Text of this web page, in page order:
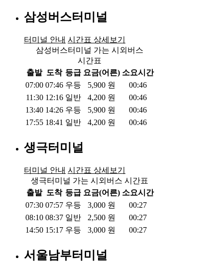
삼성버스터미널
터미널 안내 시간표 상세보기
삼성버스터미널 가는 시외버스
시간표
출발 도착 등급 요금(어른) 소요시간
07:00 07:46 우등 5,900 원
00:46
11:30 12:16 일반 4,200 원
00:46
13:40 14:26 우등 5,900 원
00:46
17:55 18:41 일반 4,200 원 00:46
생극터미널
터미널 안내 시간표 상세보기
생극터미널 가는 시외버스 시간표
출발 도착 등급 요금(어른) 소요시간
07:30 07:57 우등 3,000 원
00:27
08:10 08:37 일반 2,500 원
00:27
14:50 15:17 우등 3,000 원 00:27
서울남부터미널